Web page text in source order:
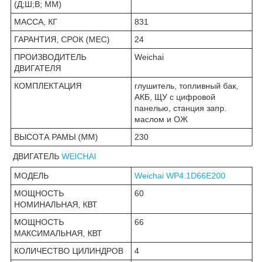
(Д;Ш;В; ММ)
МАССА, КГ
831
ГАРАНТИЯ, СРОК (МЕС)
24
ПРОИЗВОДИТЕЛЬ
ДВИГАТЕЛЯ
Weichai
КОМПЛЕКТАЦИЯ
глушитель, топливный бак,
АКБ, ЩУ с цифровой
панелью, станция запр.
маслом и ОЖ
ВЫСОТА РАМЫ (ММ)
230
ДВИГАТЕЛЬ WEICHAI
МОДЕЛЬ
Weichai WP4.1D66E200
МОЩНОСТЬ
НОМИНАЛЬНАЯ, КВТ
60
МОЩНОСТЬ
МАКСИМАЛЬНАЯ, КВТ
66
КОЛИЧЕСТВО ЦИЛИНДРОВ
4